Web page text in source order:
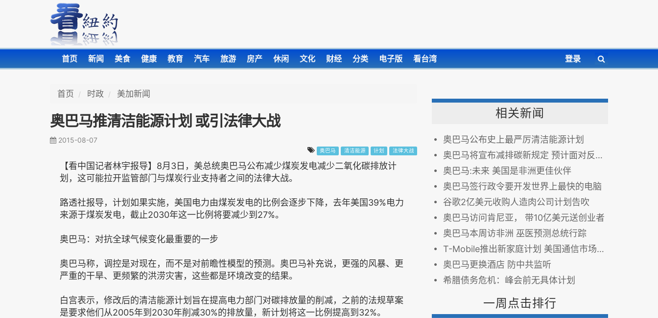
首页 新闻 美食 健康 教育 汽车 旅游 房产 休闲 文化 财经 分类 电子版 看台湾 登录
首页 时政 美加新闻
奥巴马推清洁能源计划 或引法律大战
2015-08-07
奥巴马 清洁能源 计划 法律大战
【看中国记者林宇报导】8月3日，美总统奥巴马公布减少煤炭发电减少二氧化碳排放计
划，这可能拉开监管部门与煤炭行业支持者之间的法律大战。
路透社报导，计划如果实施，美国电力由煤炭发电的比例会逐步下降，去年美国39%电力
来源于煤炭发电，截止2030年这一比例将要减少到27%。
奥巴马：对抗全球气候变化最重要的一步
奥巴马称，调控是对现在，而不是对前瞻性模型的预测。奥巴马补充说，更强的风暴、更
严重的干旱、更频繁的洪涝灾害，这些都是环境改变的结果。
白宫表示，修改后的清洁能源计划旨在提高电力部门对碳排放量的削减，之前的法规草案
是要求他们从2005年到2030年削减30%的排放量，新计划将这一比例提高到32%。
相关新闻
奥巴马公布史上最严厉清洁能源计划
奥巴马将宣布减排碳新规定 预计面对反对声
奥巴马:未来 美国是非洲更佳伙伴
奥巴马签行政令要开发世界上最快的电脑
谷歌2亿美元收购人造肉公司计划告吹
奥巴马访问肯尼亚， 带10亿美元送创业者
奥巴马本周访非洲 巫医预测总统行踪
T-Mobile推出新家庭计划 美国通信市场将再掀风雨
奥巴马更换酒店 防中共监听
希腊债务危机：峰会前无具体计划
一周点击排行